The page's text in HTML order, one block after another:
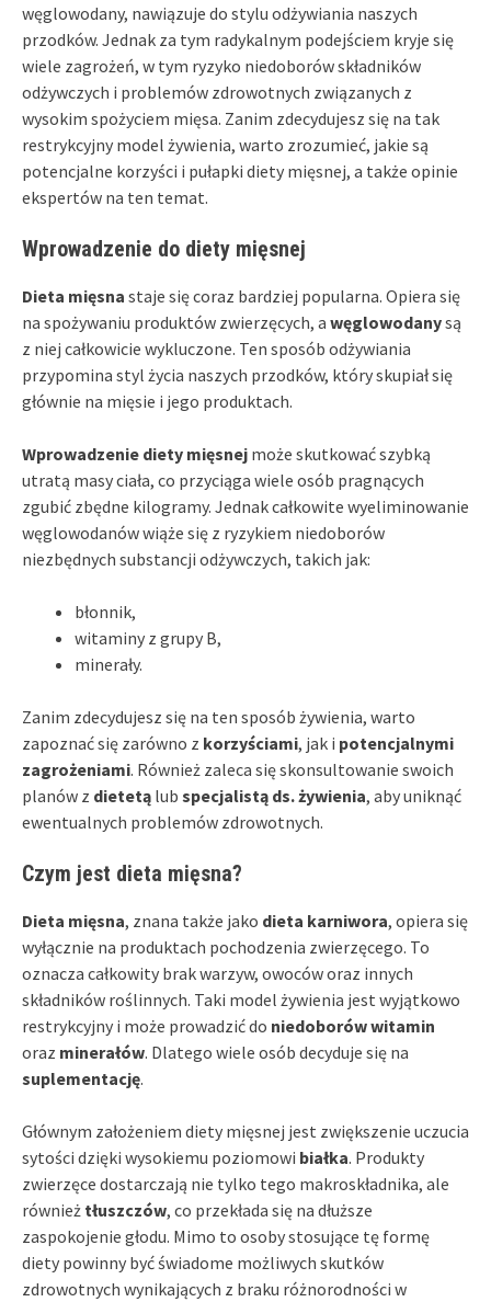
węglowodany, nawiązuje do stylu odżywiania naszych
przodków. Jednak za tym radykalnym podejściem kryje się
wiele zagrożeń, w tym ryzyko niedoborów składników
odżywczych i problemów zdrowotnych związanych z
wysokim spożyciem mięsa. Zanim zdecydujesz się na tak
restrykcyjny model żywienia, warto zrozumieć, jakie są
potencjalne korzyści i pułapki diety mięsnej, a także opinie
ekspertów na ten temat.
Wprowadzenie do diety mięsnej
Dieta mięsna staje się coraz bardziej popularna. Opiera się
na spożywaniu produktów zwierzęcych, a węglowodanysą
z niej całkowicie wykluczone. Ten sposób odżywiania
przypomina styl życia naszych przodków, który skupiał się
głównie na mięsie i jego produktach.
Wprowadzenie diety mięsnej może skutkować szybką
utratą masy ciała, co przyciąga wiele osób pragnących
zgubić zbędne kilogramy. Jednak całkowite wyeliminowanie
węglowodanów wiąże się z ryzykiem niedoborów
niezbędnych substancji odżywczych, takich jak:
błonnik,
witaminy z grupy B,
minerały.
Zanim zdecydujesz się na ten sposób żywienia, warto
zapoznać się zarówno z korzyściami, jak i potencjalnymi
zagrożeniami. Również zaleca się skonsultowanie swoich
planów z dietetą lub specjalistą ds. żywienia, aby uniknąć
ewentualnych problemów zdrowotnych.
Czym jest dieta mięsna?
Dieta mięsna, znana także jako dieta karniwora, opiera się
wyłącznie na produktach pochodzenia zwierzęcego. To
oznacza całkowity brak warzyw, owoców oraz innych
składników roślinnych. Taki model żywienia jest wyjątkowo
restrykcyjny i może prowadzić do niedoborów witamin
oraz minerałów. Dlatego wiele osób decyduje się na
suplementację.
Głównym założeniem diety mięsnej jest zwiększenie uczucia
sytości dzięki wysokiemu poziomowi białka. Produkty
zwierzęce dostarczają nie tylko tego makroskładnika, ale
również tłuszczów, co przekłada się na dłuższe
zaspokojenie głodu. Mimo to osoby stosujące tę formę
diety powinny być świadome możliwych skutków
zdrowotnych wynikających z braku różnorodności w